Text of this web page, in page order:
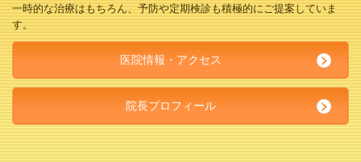
一時的な治療はもちろん、予防や定期検診も積極的にご提案していま
す。
医院情報・アクセス
院長プロフィール